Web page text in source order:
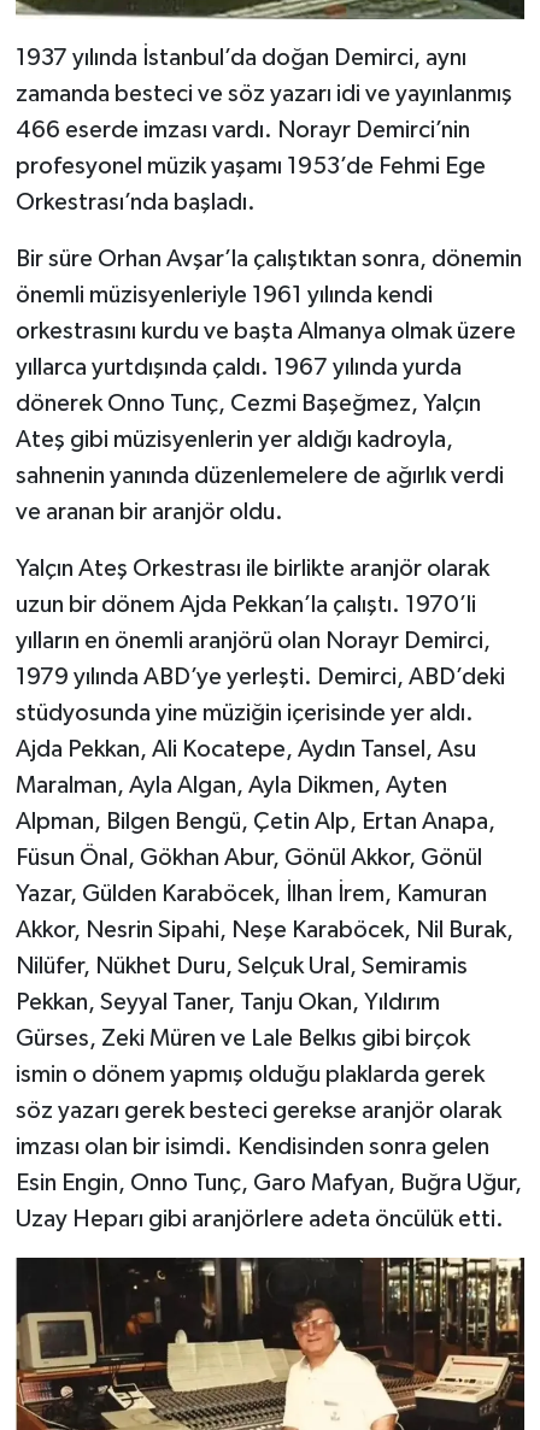
1937 yılında İstanbul’da doğan Demirci, aynı
zamanda besteci ve söz yazarı idi ve yayınlanmış
466 eserde imzası vardı. Norayr Demirci’nin
profesyonel müzik yaşamı 1953’de Fehmi Ege
Orkestrası’nda başladı.
Bir süre Orhan Avşar’la çalıştıktan sonra, dönemin
önemli müzisyenleriyle 1961 yılında kendi
orkestrasını kurdu ve başta Almanya olmak üzere
yıllarca yurtdışında çaldı. 1967 yılında yurda
dönerek Onno Tunç, Cezmi Başeğmez, Yalçın
Ateş gibi müzisyenlerin yer aldığı kadroyla,
sahnenin yanında düzenlemelere de ağırlık verdi
ve aranan bir aranjör oldu.
Yalçın Ateş Orkestrası ile birlikte aranjör olarak
uzun bir dönem Ajda Pekkan’la çalıştı. 1970’li
yılların en önemli aranjörü olan Norayr Demirci,
1979 yılında ABD’ye yerleşti. Demirci, ABD’deki
stüdyosunda yine müziğin içerisinde yer aldı.
Ajda Pekkan, Ali Kocatepe, Aydın Tansel, Asu
Maralman, Ayla Algan, Ayla Dikmen, Ayten
Alpman, Bilgen Bengü, Çetin Alp, Ertan Anapa,
Füsun Önal, Gökhan Abur, Gönül Akkor, Gönül
Yazar, Gülden Karaböcek, İlhan İrem, Kamuran
Akkor, Nesrin Sipahi, Neşe Karaböcek, Nil Burak,
Nilüfer, Nükhet Duru, Selçuk Ural, Semiramis
Pekkan, Seyyal Taner, Tanju Okan, Yıldırım
Gürses, Zeki Müren ve Lale Belkıs gibi birçok
ismin o dönem yapmış olduğu plaklarda gerek
söz yazarı gerek besteci gerekse aranjör olarak
imzası olan bir isimdi. Kendisinden sonra gelen
Esin Engin, Onno Tunç, Garo Mafyan, Buğra Uğur,
Uzay Heparı gibi aranjörlere adeta öncülük etti.